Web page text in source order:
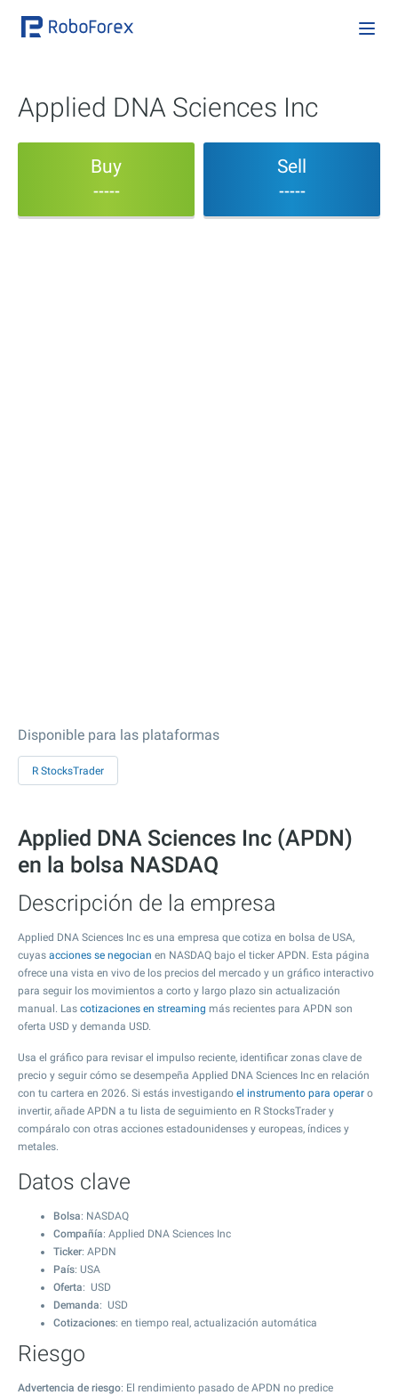
Applied DNA Sciences Inc
Buy
-----
Sell
-----
Disponible para las plataformas
R StocksTrader
Applied DNA Sciences Inc (APDN)
en la bolsa NASDAQ
Descripción de la empresa
Applied DNA Sciences Inc es una empresa que cotiza en bolsa de USA,
cuyas acciones se negocian en NASDAQ bajo el ticker APDN. Esta página
ofrece una vista en vivo de los precios del mercado y un gráfico interactivo
para seguir los movimientos a corto y largo plazo sin actualización
manual. Las cotizaciones en streaming más recientes para APDN son
oferta USD y demanda USD.
Usa el gráfico para revisar el impulso reciente, identificar zonas clave de
precio y seguir cómo se desempeña Applied DNA Sciences Inc en relación
con tu cartera en 2026. Si estás investigando el instrumento para operar o
invertir, añade APDN a tu lista de seguimiento en R StocksTrader y
compáralo con otras acciones estadounidenses y europeas, índices y
metales.
Datos clave
Bolsa: NASDAQ
Compañía: Applied DNA Sciences Inc
Ticker: APDN
País: USA
Oferta: USD
Demanda: USD
Cotizaciones: en tiempo real, actualización automática
Riesgo
Advertencia de riesgo: El rendimiento pasado de APDN no predice